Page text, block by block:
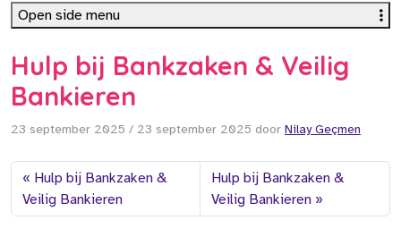
Hulp bij Bankzaken & Veilig
Bankieren
23 september 2025 / 23 september 2025 door Nilay Geçmen
Hulp bij Bankzaken &
Veilig Bankieren
Hulp bij Bankzaken &
Veilig Bankieren
Open side menu